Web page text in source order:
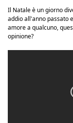
Il Natale è un giorno
addio all'anno passato
amore a qualcuno,
opinione?